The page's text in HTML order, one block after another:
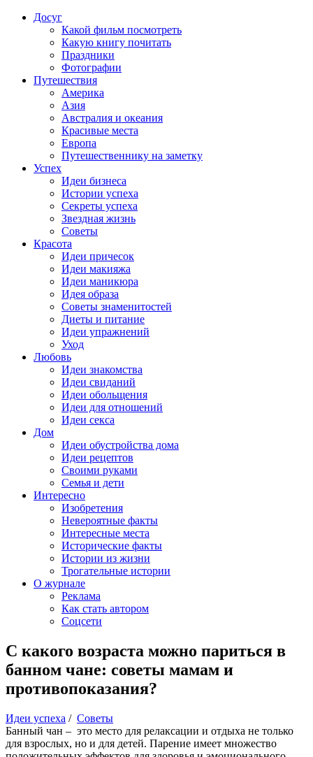
Досуг
Какой фильм посмотреть
Какую книгу почитать
Праздники
Фотографии
Путешествия
Америка
Азия
Австралия и океания
Красивые места
Европа
Путешественнику на заметку
Успех
Идеи бизнеса
Истории успеха
Секреты успеха
Звездная жизнь
Советы
Красота
Идеи причесок
Идеи макияжа
Идеи маникюра
Идея образа
Советы знаменитостей
Диеты и питание
Идеи упражнений
Уход
Любовь
Идеи знакомства
Идеи свиданий
Идеи обольщения
Идеи для отношений
Идеи секса
Дом
Идеи обустройства дома
Идеи рецептов
Своими руками
Семья и дети
Интересно
Изобретения
Невероятные факты
Интересные места
Исторические факты
Истории из жизни
Трогательные истории
О журнале
Реклама
Как стать автором
Соцсети
С какого возраста можно париться в
банном чане: советы мамам и
противопоказания?
Идеи успеха / Советы
Банный чан – это место для релаксации и отдыха не только
для взрослых, но и для детей. Парение имеет множество